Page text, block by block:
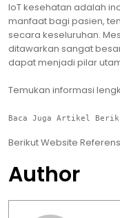
IoT kesehatan adalah
manfaat bagi pasien,
secara keseluruhan.
ditawarkan sangat
dapat menjadi pilar
Temukan informasi
Baca Juga Artikel
BerikutWebsite
Author